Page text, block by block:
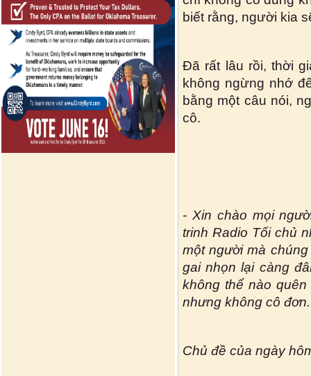
biết rằng, người kia
Đã rất lâu rồi, thời
không ngừng nhớ
bằng một câu nói,
cô.
- Xin chào mọi
trinh Radio Tối chủ
một người mà
gai nhọn lại càng
không thể nào
nhưng không cô đơn.
Chủ đề của ngày